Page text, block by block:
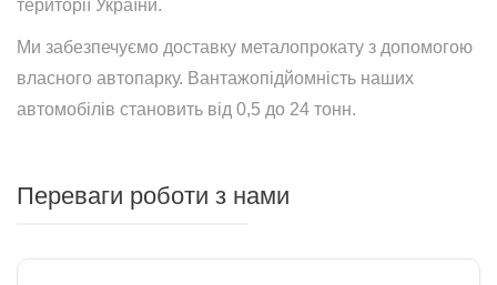
території України.
Ми забезпечуємо доставку металопрокату з допомогою
власного автопарку. Вантажопідйомність наших
автомобілів становить від 0,5 до 24 тонн.
Переваги роботи з нами